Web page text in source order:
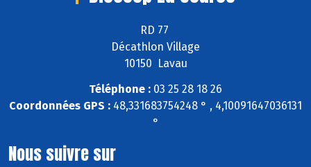
RD 77
Décathlon Village
10150 Lavau
Téléphone : 03 25 28 18 26
Coordonnées GPS : 48,331683754248 ° , 4,10091647036131
°
Nous suivre sur